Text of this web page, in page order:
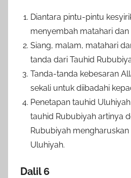
Diantara pintu-pintu
menyembah matahari dan
Siang, malam, matahari
tanda dari Tauhid
Tanda-tanda kebesaran
sekali untuk diibadahi
Penetapan tauhid
tauhid Rububiyah artinya
Rububiyah
Uluhiyah.
Dalil 6